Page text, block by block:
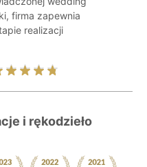
firma zapewnia
realizacji
i rękodzieło